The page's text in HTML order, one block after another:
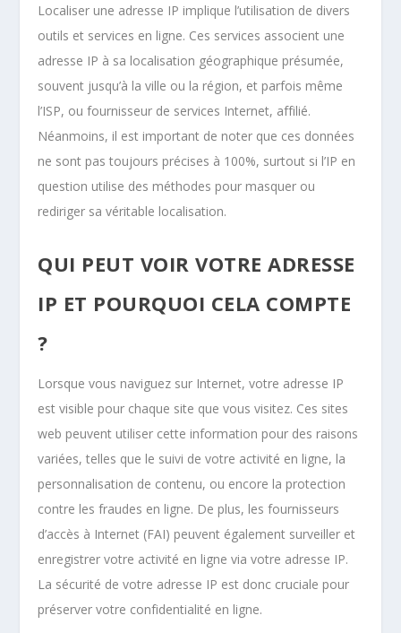
Localiser une adresse IP implique l’utilisation de divers
outils et services en ligne. Ces services associent une
adresse IP à sa localisation géographique présumée,
souvent jusqu’à la ville ou la région, et parfois même
l’ISP, ou fournisseur de services Internet, affilié.
Néanmoins, il est important de noter que ces données
ne sont pas toujours précises à 100%, surtout si l’IP en
question utilise des méthodes pour masquer ou
rediriger sa véritable localisation.
QUI PEUT VOIR VOTRE ADRESSE
IP ET POURQUOI CELA COMPTE
?
Lorsque vous naviguez sur Internet, votre adresse IP
est visible pour chaque site que vous visitez. Ces sites
web peuvent utiliser cette information pour des raisons
variées, telles que le suivi de votre activité en ligne, la
personnalisation de contenu, ou encore la protection
contre les fraudes en ligne. De plus, les fournisseurs
d’accès à Internet (FAI) peuvent également surveiller et
enregistrer votre activité en ligne via votre adresse IP.
La sécurité de votre adresse IP est donc cruciale pour
préserver votre confidentialité en ligne.